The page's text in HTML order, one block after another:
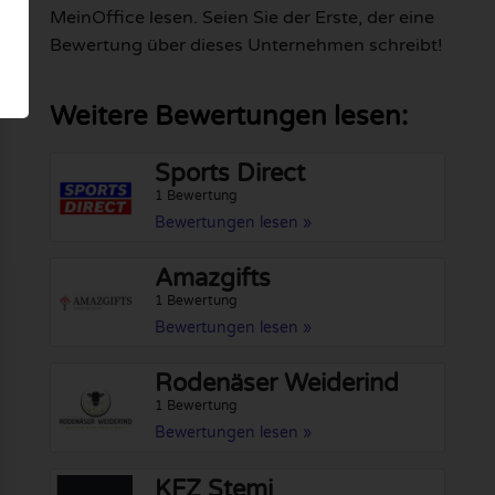
MeinOffice lesen. Seien Sie der Erste, der eine
Bewertung über dieses Unternehmen schreibt!
Weitere Bewertungen lesen:
Sports Direct
1 Bewertung
Bewertungen lesen »
Amazgifts
1 Bewertung
Bewertungen lesen »
Rodenäser Weiderind
1 Bewertung
Bewertungen lesen »
KFZ Stemi